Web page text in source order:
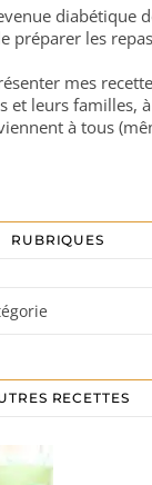
diabétique
préparer les
mes
et leurs familles,
à tous
RUBRIQUES
RECETTES